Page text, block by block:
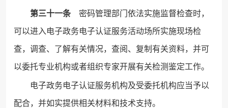
第三十一条密码管理部门依法实施监督检查时，
可以进入电子政务电子认证服务活动场所实施现场检
查，调查、了解有关情况，查阅、复制有关资料，并可
以委托专业机构或者组织专家开展有关检测鉴定工作。
电子政务电子认证服务机构及受委托机构应当予以
配合，并如实提供相关材料和技术支持。